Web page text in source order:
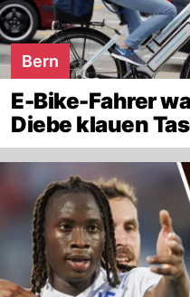
Bern
E-Bike-Fahrer
Diebe klauen